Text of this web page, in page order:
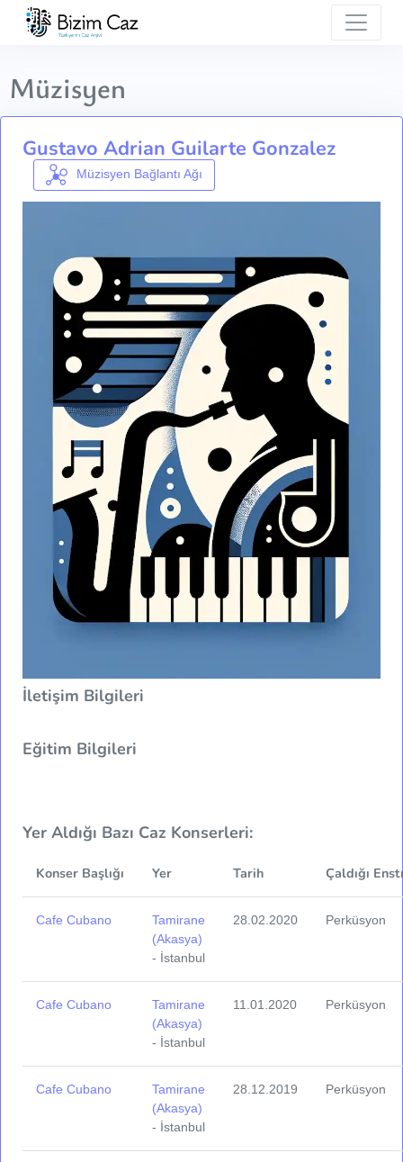
Müzisyen
Gustavo Adrian Guilarte Gonzalez
Müzisyen Bağlantı Ağı
İletişim Bilgileri
Eğitim Bilgileri
Yer Aldığı Bazı Caz Konserleri:
Konser Başlığı Yer Tarih Çaldığı
Cafe Cubano
Tamirane
(Akasya)
- İstanbul
28.02.2020 Perküsyon
Cafe Cubano
Tamirane
(Akasya)
- İstanbul
11.01.2020 Perküsyon
Cafe Cubano
Tamirane
(Akasya)
- İstanbul
28.12.2019 Perküsyon